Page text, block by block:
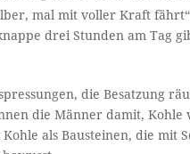
mal mit voller Kraft
drei Stunden am Tag
die Besatzung
die Männer damit, Kohle
als Bausteinen, die mit